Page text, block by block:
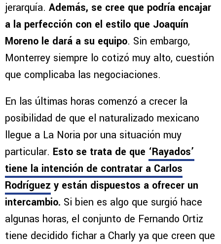
jerarquía. Además, se cree que podría encajar
a la perfección con el estilo que Joaquín
Moreno le dará a su equipo. Sin embargo,
Monterrey siempre lo cotizó muy alto, cuestión
que complicaba las negociaciones.
En las últimas horas comenzó a crecer la
posibilidad de que el naturalizado mexicano
llegue a La Noria por una situación muy
particular. Esto se trata de que ‘Rayados’
tiene la intención de contratar a Carlos
Rodríguez y están dispuestos a ofrecer un
intercambio. Si bien es algo que surgió hace
algunas horas, el conjunto de Fernando Ortiz
tiene decidido fichar a Charly ya que creen que